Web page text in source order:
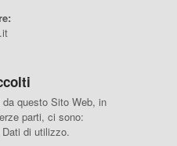
questo Sito Web, in
parti, ci sono:
di utilizzo.